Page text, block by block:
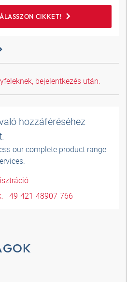
CIKKET!
bejelentkezés után.
hozzáféréséhez
our complete product range
+49-421-48907-766